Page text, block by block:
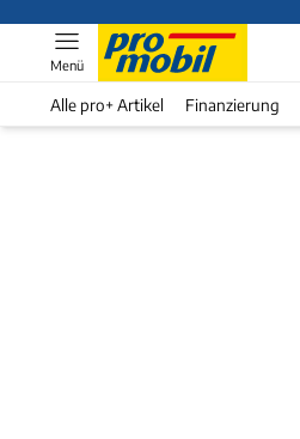
Menü
Alle pro+ Artikel Finanzierung